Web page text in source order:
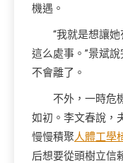
機遇。
“我就是想讓
這么處事。”景斌
不會離了。
不外，一時危
如初。李文春說，
慢慢積聚人體工學
后想要從頭樹立信